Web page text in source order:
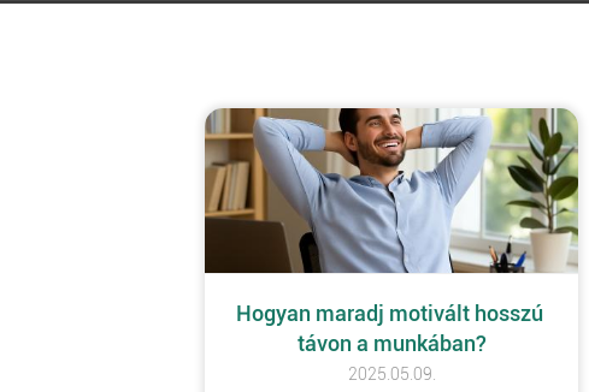
Hogyan maradj motivált hosszú
távon a munkában?
2025.05.09.